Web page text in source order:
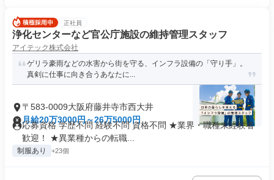
正社員
浄化センターなど官公庁施設の維持管理スタッフ
アイテック株式会社
ゲリラ豪雨などの水害から街を守る、インフラ設備の「守り手」。
真剣に仕事に向き合うあなたに...
〒583-0009大阪府藤井寺市西大井
月給20万3000円～26万5000円
応募資格 学歴不問 経験不問 資格不問 ★業界・職種未経験者
歓迎！ ★異業種からの転職...
制服あり +23個